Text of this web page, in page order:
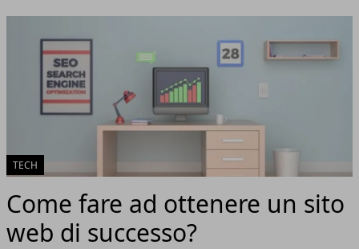
TECH
Come fare ad ottenere un sito
web di successo?